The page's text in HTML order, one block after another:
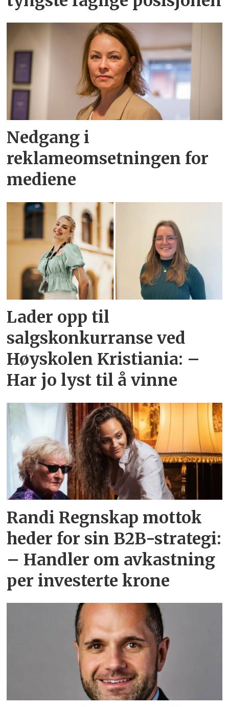
Nedgang i
reklameomsetningen for
mediene
Lader opp til
salgskonkurranse ved
Høyskolen Kristiania: –
Har jo lyst til å vinne
Randi Regnskap mottok
heder for sin B2B-strategi:
– Handler om avkastning
per investerte krone